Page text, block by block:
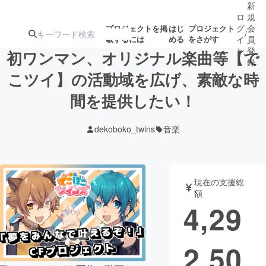
プロジェクトを掲
載するには
はじ
める
プロジェクト
をさがす
注目のリ 注目の新着プロ
ジェクト
募集終了が近いプ
テクノロジー・ガジェット
映像・映画 書籍・雑誌
ビジネス・起業 チャレンジ
ロ
グ
イ
ン
/
新
規
会
員
登
録
初ワンマン、オリジナル楽曲等【で
こツイ】の活動域を広げ、素敵な時
間を提供したい！
dekoboko_twins 音楽
現在の支援総
額
4,29